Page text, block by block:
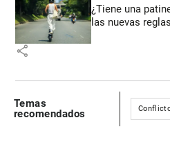
¿Tiene una
las nuevas
share
Temas
recomendados